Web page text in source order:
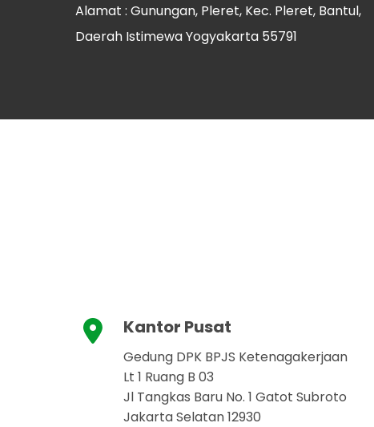
Alamat : Gunungan, Pleret, Kec. Pleret, Bantul,
Daerah Istimewa Yogyakarta 55791
Kantor Pusat
Gedung DPK BPJS Ketenagakerjaan
Lt 1 Ruang B 03
Jl Tangkas Baru No. 1 Gatot Subroto
Jakarta Selatan 12930